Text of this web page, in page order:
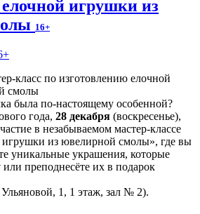
игрушки из
16+
была по-настоящему особенной?
года, 28 декабря (воскресенье),
в незабываемом мастер-классе
из ювелирной смолы», где вы
уникальные украшения, которые
преподнесёте их в подарок
1, 1 этаж, зал № 2).